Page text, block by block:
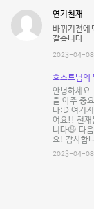
연기천재
바뀌기전에
같습니다
2023-04-08
호스트님의
안녕하세요
을 아주 중
다:D 여기
어요!! 현재
니다😃 다
요! 감사합
2023-04-08